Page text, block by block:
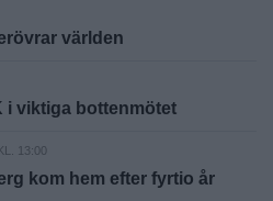
världen
i viktiga bottenmötet
13:00
kom hem efter fyrtio år